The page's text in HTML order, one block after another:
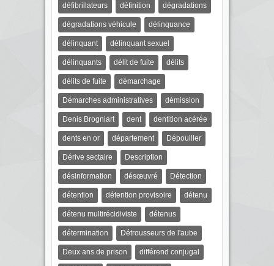
défibrillateurs définition dégradations
dégradations véhicule délinquance
délinquant délinquant sexuel
délinquants délit de fuite délits
délits de fuite démarchage
Démarches administratives démission
Denis Brogniart dent dentition acérée
dents en or département Dépouiller
Dérive sectaire Description
désinformation désœuvré Détection
détention détention provisoire détenu
détenu multirécidiviste détenus
détermination Détrousseurs de l'aube
Deux ans de prison différend conjugal